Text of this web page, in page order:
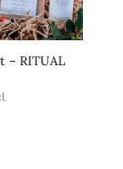
– RITUAL